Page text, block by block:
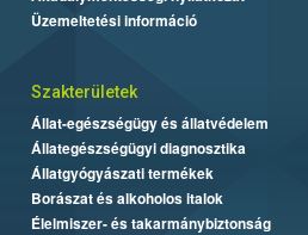
Üzemeltetési információ
Szakterületek
Állat-egészségügy és állatvédelem
Állategészségügyi diagnosztika
Állatgyógyászati termékek
Borászat és alkoholos italok
Élelmiszer- és takarmánybiztonság